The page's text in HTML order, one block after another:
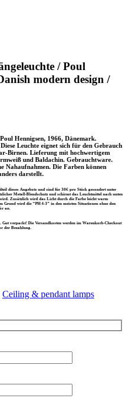
/ Poul
modern design /
Hennigsen, 1966, Dänemark.
Leuchte eignet sich für den Gebrauch
Birnen. Lieferung mit hochwertigem
und Baldachin. Gebrauchtware.
Nahaufnahmen. Die Farben können
darstellt.
dieses Angebots und sind für 30€ pro Stück gesondert unter
Metall-Blendschutz und schirmt das Leuchtmittel nach unten
Zusätzlich wird das Licht durch die Farbe leicht warm
Grund wird die “PH 4-3” in den meisten Situationen ohne den
an.
verpackt! Die Versandkosten werden im Warenkorb-Checkout
der Bezahlung.
Ceiling & pendant lamps